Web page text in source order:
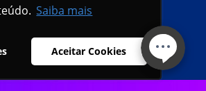
Saiba mais
Aceitar Cookies
Saiba mais
Aceitar Cookies